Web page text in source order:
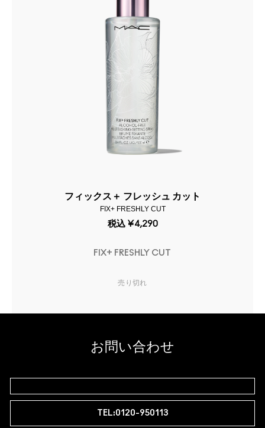
フィックス＋ フレッシュ カット
FIX+ FRESHLY CUT
税込 ¥4,290
FIX+ FRESHLY CUT
売り切れ
お問い合わせ
TEL:0120-950113